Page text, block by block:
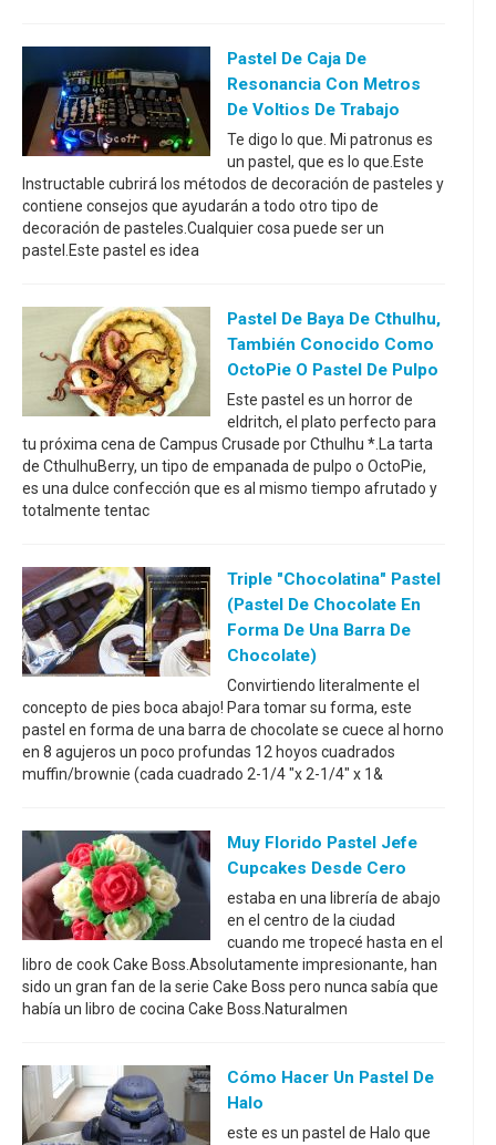
Pastel De Caja De
Resonancia Con Metros
De Voltios De Trabajo
Te digo lo que. Mi patronus es
un pastel, que es lo que.Este
Instructable cubrirá los métodos de decoración de pasteles y
contiene consejos que ayudarán a todo otro tipo de
decoración de pasteles.Cualquier cosa puede ser un
pastel.Este pastel es idea
Pastel De Baya De Cthulhu,
También Conocido Como
OctoPie O Pastel De Pulpo
Este pastel es un horror de
eldritch, el plato perfecto para
tu próxima cena de Campus Crusade por Cthulhu *.La tarta
de CthulhuBerry, un tipo de empanada de pulpo o OctoPie,
es una dulce confección que es al mismo tiempo afrutado y
totalmente tentac
Triple "Chocolatina" Pastel
(pastel De Chocolate En
Forma De Una Barra De
Chocolate)
Convirtiendo literalmente el
concepto de pies boca abajo! Para tomar su forma, este
pastel en forma de una barra de chocolate se cuece al horno
en 8 agujeros un poco profundas 12 hoyos cuadrados
muffin/brownie (cada cuadrado 2-1/4 "x 2-1/4" x 1&
Muy Florido Pastel Jefe
Cupcakes Desde Cero
estaba en una librería de abajo
en el centro de la ciudad
cuando me tropecé hasta en el
libro de cook Cake Boss.Absolutamente impresionante, han
sido un gran fan de la serie Cake Boss pero nunca sabía que
había un libro de cocina Cake Boss.Naturalmen
Cómo Hacer Un Pastel De
Halo
este es un pastel de Halo que